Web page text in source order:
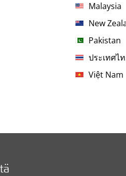
Malaysia
New
Pakistan
ประเทศไ
Việt Nam